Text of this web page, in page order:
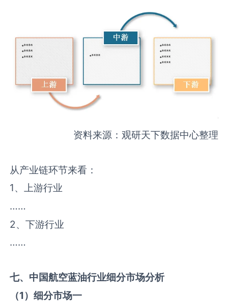
资料来源：观研天下数据中心整理
从产业链环节来看：
1、上游行业
……
2、下游行业
……
七、中国航空蓝油行业细分市场分析
（1）细分市场一